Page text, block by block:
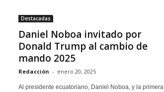
Destacadas
Daniel Noboa invitado por
Donald Trump al cambio de
mando 2025
Redacción - enero 20, 2025
Al presidente ecuatoriano, Daniel Noboa, y la primera